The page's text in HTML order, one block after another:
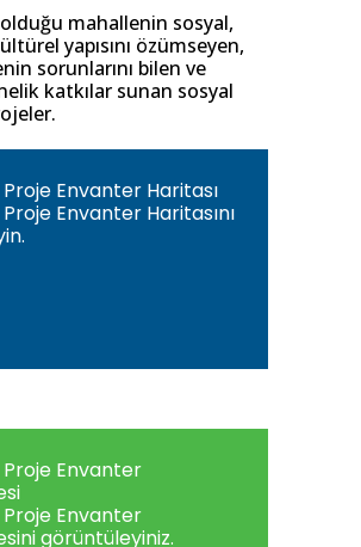
mahallenin sosyal,
yapısını özümseyen,
sorunlarını bilen ve
katkılar sunan sosyal
Proje Envanter Haritası
Proje Envanter Haritasını
Proje Envanter
Proje Envanter
görüntüleyiniz.